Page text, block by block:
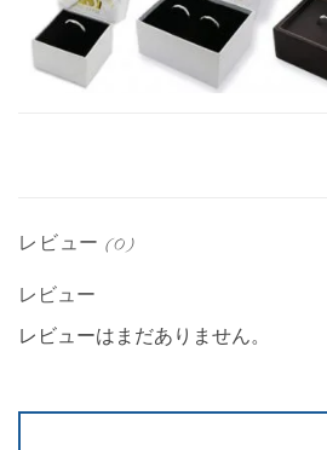
レビュー (0)
レビュー
レビューはまだありません。